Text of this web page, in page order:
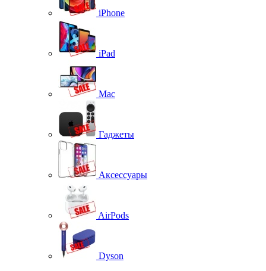
iPhone
iPad
Mac
Гаджеты
Аксессуары
AirPods
Dyson